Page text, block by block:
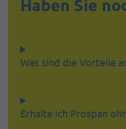
Haben Sie
Was sind die Vorteile
Erhalte ich Prospan